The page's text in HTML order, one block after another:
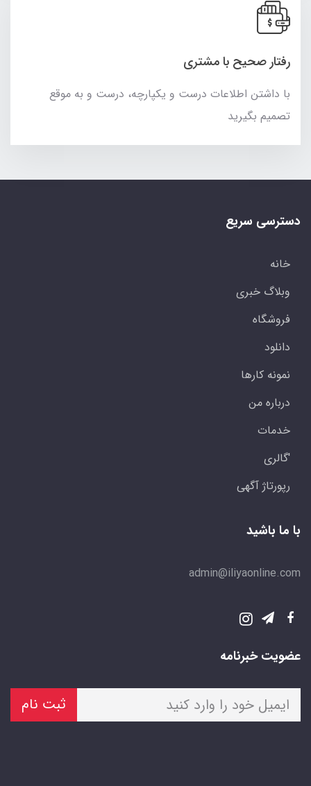
رفتار صحیح با مشتری
با داشتن اطلاعات درست و یکپارچه، درست و به موقع
تصمیم بگیرید
دسترسی سریع
خانه
وبلاگ خبری
فروشگاه
دانلود
نمونه کارها
درباره من
خدمات
'گالری
رپورتاژ آگهی
با ما باشید
admin@iliyaonline.com
عضویت خبرنامه
ثبت نام